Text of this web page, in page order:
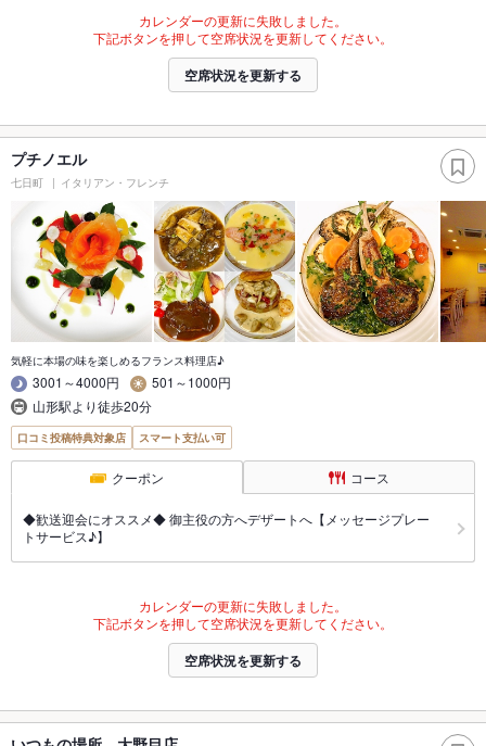
カレンダーの更新に失敗しました。
下記ボタンを押して空席状況を更新してください。
空席状況を更新する
プチノエル
七日町 イタリアン・フレンチ
気軽に本場の味を楽しめるフランス料理店♪
3001～4000円
501～1000円
山形駅より徒歩20分
口コミ投稿特典対象店 スマート支払い可
クーポン コース
◆歓送迎会にオススメ◆ 御主役の方へデザートへ【メッセージプレー
トサービス♪】
カレンダーの更新に失敗しました。
下記ボタンを押して空席状況を更新してください。
空席状況を更新する